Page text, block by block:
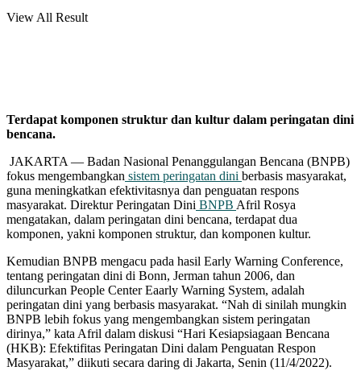
View All Result
Terdapat komponen struktur dan kultur dalam peringatan dini
bencana.
JAKARTA — Badan Nasional Penanggulangan Bencana (BNPB)
fokus mengembangkan sistem peringatan dini berbasis masyarakat,
guna meningkatkan efektivitasnya dan penguatan respons
masyarakat. Direktur Peringatan Dini BNPB Afril Rosya
mengatakan, dalam peringatan dini bencana, terdapat dua
komponen, yakni komponen struktur, dan komponen kultur.
Kemudian BNPB mengacu pada hasil Early Warning Conference,
tentang peringatan dini di Bonn, Jerman tahun 2006, dan
diluncurkan People Center Eaarly Warning System, adalah
peringatan dini yang berbasis masyarakat. “Nah di sinilah mungkin
BNPB lebih fokus yang mengembangkan sistem peringatan
dirinya,” kata Afril dalam diskusi “Hari Kesiapsiagaan Bencana
(HKB): Efektifitas Peringatan Dini dalam Penguatan Respon
Masyarakat,” diikuti secara daring di Jakarta, Senin (11/4/2022).